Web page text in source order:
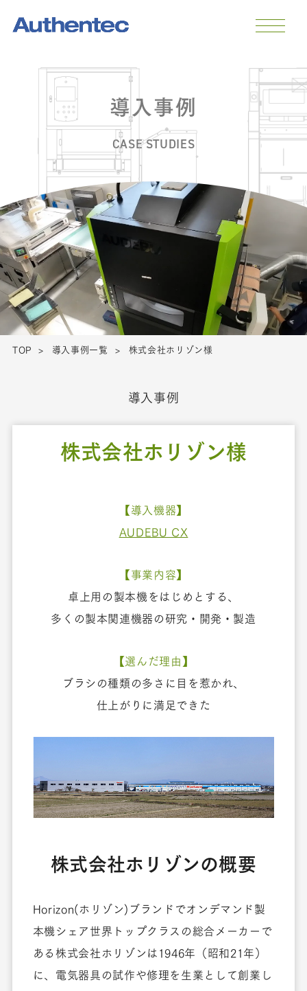
導入事例
CASE STUDIES
TOP 導入事例一覧 株式会社ホリゾン様
導入事例
株式会社ホリゾン様
【導入機器】
AUDEBU CX
【事業内容】
卓上用の製本機をはじめとする、
多くの製本関連機器の研究・開発・製造
【選んだ理由】
ブラシの種類の多さに目を惹かれ、
仕上がりに満足できた
株式会社ホリゾンの概要
Horizon(ホリゾン)ブランドでオンデマンド製
本機シェア世界トップクラスの総合メーカーで
ある株式会社ホリゾンは1946年（昭和21年）
に、電気器具の試作や修理を生業として創業し